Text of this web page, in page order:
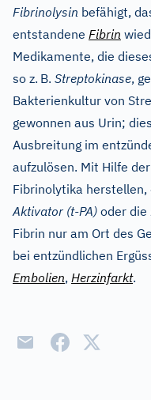
Fibrinolysin befähigt,
entstandene Fibrin
Medikamente, die
so z. B. Streptokinase,
Bakterienkultur von
gewonnen aus Urin;
Ausbreitung im
aufzulösen. Mit Hilfe der
Fibrinolytika herstellen,
Aktivator (t-PA) oder die
Fibrin nur am Ort des
bei entzündlichen
Embolien, Herzinfarkt.